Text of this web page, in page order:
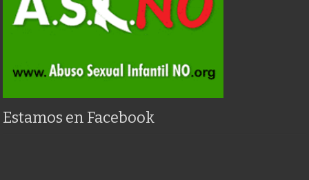
Estamos en Facebook